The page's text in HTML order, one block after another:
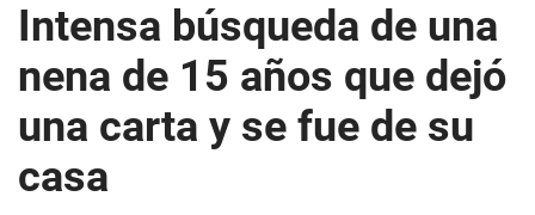
Intensa búsqueda de una
nena de 15 años que dejó
una carta y se fue de su
casa